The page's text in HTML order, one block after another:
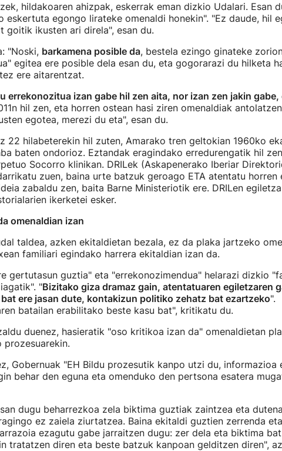
hildakoaren ahizpak, eskerrak eman dizkio Udalari. Esan
eskertuta egongo lirateke omenaldi honekin". "Ez daude, hil
goitik ikusten ari direla", esan du.
"Noski, barkamena posible da, bestela ezingo ginateke
egitea ere posible dela esan du, eta gogorarazi du hilketa
ere aitarentzat.
errekonozitua izan gabe hil zen aita, nor izan zen jakin gabe,
hil zen, eta horren ostean hasi ziren omenaldiak
egotea, merezi du eta", esan du.
22 hilabeterekin hil zuten, Amarako tren geltokian 1960ko
baten ondorioz. Eztandak eragindako erredurengatik hil
Socorro klinikan. DRILek (Askapenerako Iberiar
zuen, baina urte batzuk geroago ETA atentatu horren
zabaldu zen, baita Barne Ministeriotik ere. DRILen
ikerketei esker.
omenaldian izan
taldea, azken ekitaldietan bezala, ez da plaka jartzeko
familiari egindako harrera ekitaldian izan da.
gertutasun guztia" eta "errekonozimendua" helarazi dizkio
"Bizitako giza dramaz gain, atentatuaren egiletzaren
ere jasan dute, kontakizun politiko zehatz bat ezartzeko".
batailan erabilitako beste kasu bat", kritikatu du.
duenez, hasieratik "oso kritikoa izan da" omenaldietan
prozesuarekin.
Gobernuak "EH Bildu prozesutik kanpo utzi du, informazioa
behar den eguna eta omenduko den pertsona esatera
dugu beharrezkoa zela biktima guztiak zaintzea eta
ez zaiela ziurtatzea. Baina ekitaldi guztien zerrenda
ezagutu gabe jarraitzen dugu: zer dela eta biktima
tratatzen diren eta beste batzuk kanpoan gelditzen diren",